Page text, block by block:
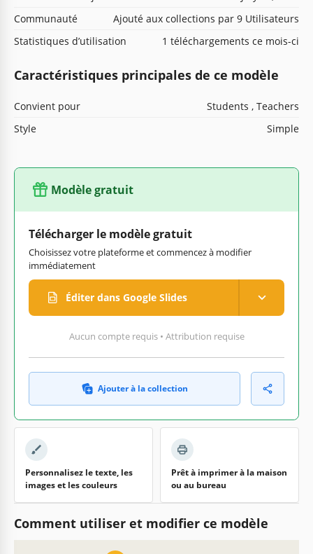
Communauté
Ajouté aux collections par 9 Utilisateurs
Statistiques d’utilisation
1 téléchargements ce mois-ci
Caractéristiques principales de ce modèle
Convient pour
Students , Teachers
Style
Simple
Modèle gratuit
Télécharger le modèle gratuit
Choisissez votre plateforme et commencez à modifier
immédiatement
Éditer dans Google Slides
Aucun compte requis • Attribution requise
Ajouter à la collection
Personnalisez le texte, les
images et les couleurs
Prêt à imprimer à la maison
ou au bureau
Comment utiliser et modifier ce modèle